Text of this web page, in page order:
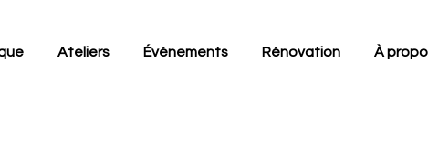
Ateliers Événements Rénovation À